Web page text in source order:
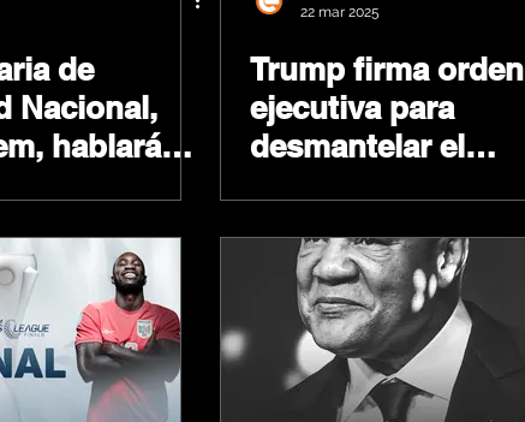
de
Nacional,
hablará
en las
22 mar 2025
Trump firma orden
ejecutiva para
desmantelar el